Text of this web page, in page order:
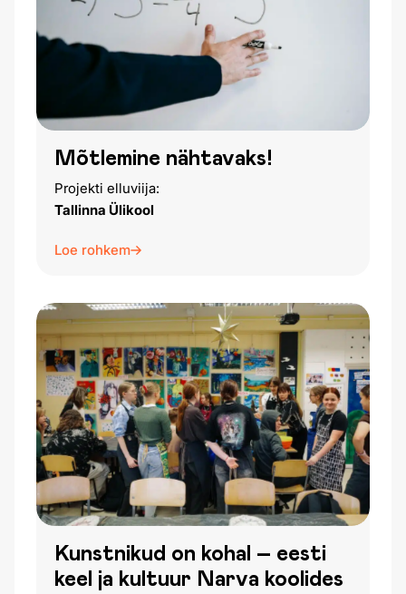
Mõtlemine nähtavaks!
Projekti elluviija:
Tallinna Ülikool
Loe rohkem
Kunstnikud on kohal – eesti
keel ja kultuur Narva koolides